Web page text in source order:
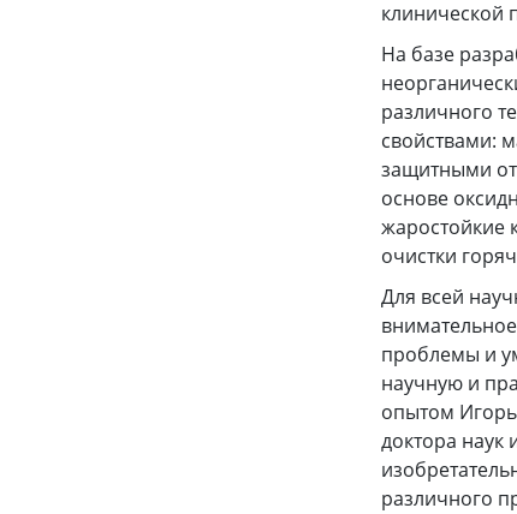
клинической
На базе
различного
свойствами:
защитными
основе
жаростойкие
очистки
Для всей
проблемы и
научную и
опытом
доктора наук
различного